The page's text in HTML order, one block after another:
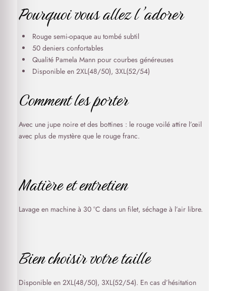
Pourquoi vous allez l’adorer
Rouge semi-opaque au tombé subtil
50 deniers confortables
Qualité Pamela Mann pour courbes généreuses
Disponible en 2XL(48/50), 3XL(52/54)
Comment les porter
Avec une jupe noire et des bottines : le rouge voilé attire l’œil
avec plus de mystère que le rouge franc.
Matière et entretien
Lavage en machine à 30 °C dans un filet, séchage à l’air libre.
Bien choisir votre taille
Disponible en 2XL(48/50), 3XL(52/54). En cas d’hésitation